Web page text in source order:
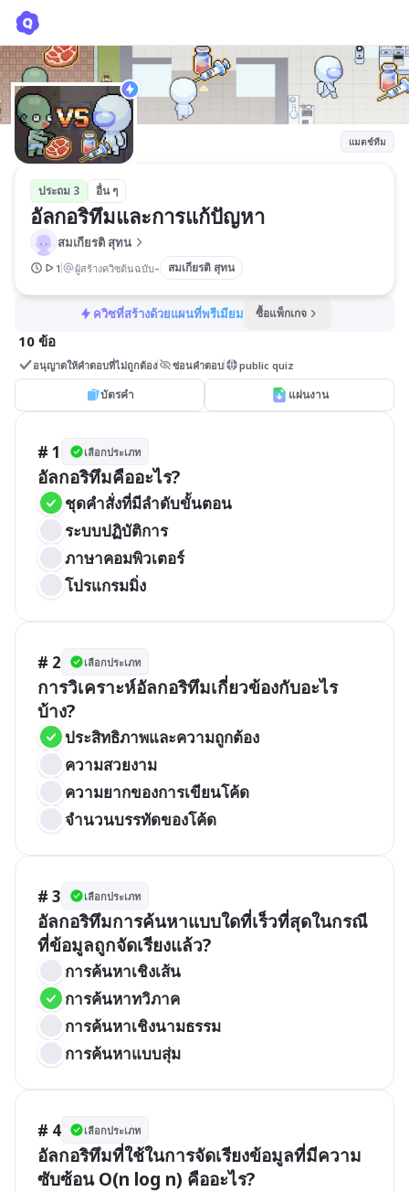
แมตช์ทีม
ประถม 3 อื่น ๆ
อัลกอริทึมและการแก้ปัญหา
สมเกียรติ สุทน
1 ผู้สร้างควิซต้นฉบับ- สมเกียรติ สุทน
ควิซที่สร้างด้วยแผนที่พรีเมียม ซื้อแพ็กเกจ
10 ข้อ
อนุญาตให้คำตอบที่ไม่ถูกต้อง ซ่อนคำตอบ public quiz
บัตรคำ แผ่นงาน
# 1 เลือกประเภท
อัลกอริทึมคืออะไร?
ชุดคำสั่งที่มีลำดับขั้นตอน
ระบบปฏิบัติการ
ภาษาคอมพิวเตอร์
โปรแกรมมิ่ง
# 2 เลือกประเภท
การวิเคราะห์อัลกอริทึมเกี่ยวข้องกับอะไร
บ้าง?
ประสิทธิภาพและความถูกต้อง
ความสวยงาม
ความยากของการเขียนโค้ด
จำนวนบรรทัดของโค้ด
# 3 เลือกประเภท
อัลกอริทึมการค้นหาแบบใดที่เร็วที่สุดในกรณี
ที่ข้อมูลถูกจัดเรียงแล้ว?
การค้นหาเชิงเส้น
การค้นหาทวิภาค
การค้นหาเชิงนามธรรม
การค้นหาแบบสุ่ม
# 4 เลือกประเภท
อัลกอริทึมที่ใช้ในการจัดเรียงข้อมูลที่มีความ
ซับซ้อน O(n log n) คืออะไร?